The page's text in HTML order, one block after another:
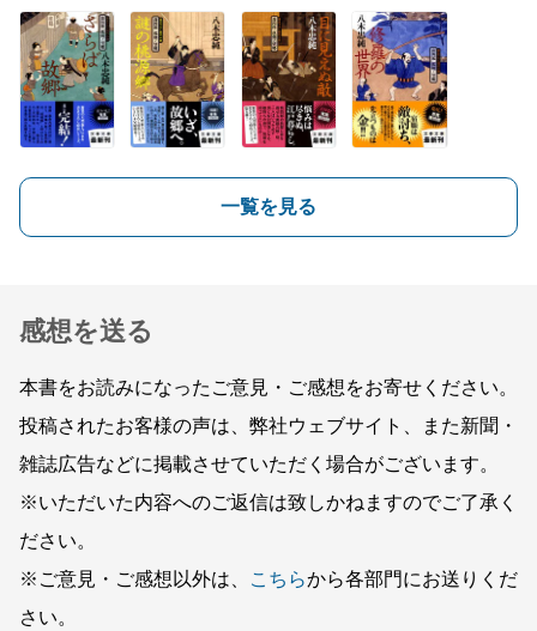
一覧を見る
感想を送る
本書をお読みになったご意見・ご感想をお寄せください。
投稿されたお客様の声は、弊社ウェブサイト、また新聞・
雑誌広告などに掲載させていただく場合がございます。
※いただいた内容へのご返信は致しかねますのでご了承く
ださい。
※ご意見・ご感想以外は、
こちらから各部門にお送りくだ
さい。